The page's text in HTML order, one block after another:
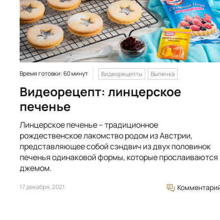
Время готовки: 60 минут Видеорецепты Выпечка
Видеорецепт: линцерское
печенье
Линцерское печенье – традиционное
рождественское лакомство родом из Австрии,
представляющее собой сэндвич из двух половинок
печенья одинаковой формы, которые прослаиваются
джемом.
17 декабря, 2021